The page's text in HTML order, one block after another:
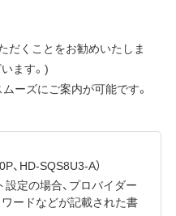
だくことをお勧めいたしま
ます。)
ーズにご案内が可能です。
、HD-SQS8U3-A）
定の場合、プロバイダー
ードなどが記載された書